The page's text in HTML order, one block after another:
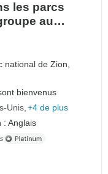
les parcs
au
national de Zion,
bienvenus
Unis +4 de plus
: Anglais